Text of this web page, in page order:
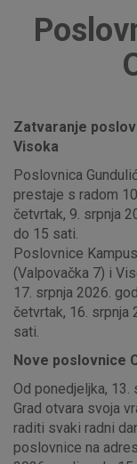
Globalna tržišta
Zatvaranje
Visoka
Poslovnica
prestaje s radom
četvrtak, 9. srpnja
do 15 sati.
Poslovnice
(Valpovačka 7) i
17. srpnja 2026.
četvrtak, 16. srpnja
sati.
Nove poslovnice
Od ponedjeljka,
Grad otvara svoja
raditi svaki radni
poslovnice na